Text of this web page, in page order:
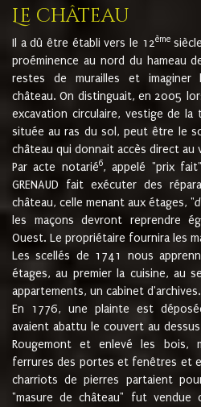
Le château
Il a dû être établi vers le 12ème
proéminence au nord du hameau
restes de murailles et imaginer
château. On distinguait, en 2005
excavation circulaire, vestige de
située au ras du sol, peut être le
château qui donnait accès direct au
Par acte notarié6, appelé "prix
GRENAUD fait exécuter des
château, celle menant aux étages, "
les maçons devront reprendre
Ouest. Le propriétaire fournira les
Les scellés de 1741 nous
étages, au premier la cuisine, au
appartements, un cabinet
En 1776, une plainte est
avaient abattu le couvert au
Rougemont et enlevé les bois,
ferrures des portes et fenêtres et
charriots de pierres partaient
"masure de château" fut vendue